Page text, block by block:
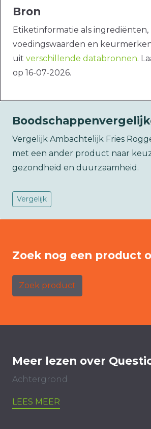
Bron
Etiketinformatie als ingrediënten,
voedingswaarden en
uit verschillende databronnen.
op 16-07-2026.
Vergelijk Ambachtelijk Fries
met een ander product naar
gezondheid en duurzaamheid.
Vergelijk
Zoek nog een product
Zoek product
Meer lezen over
Achtergrond
LEES MEER